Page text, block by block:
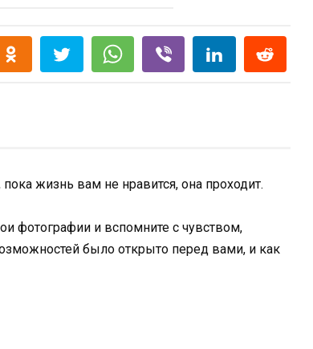
жизнь вам не нравится, она проходит.
фотографии и вспомните с чувством,
было открыто перед вами, и как